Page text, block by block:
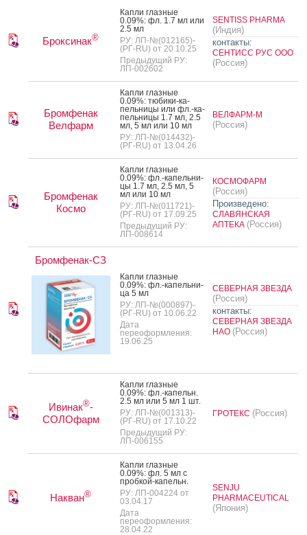
Броксинак®
Кап­ли глаз­ные
0.09%: фл. 1.7 мл или
2.5 мл
РУ: ЛП-№(012165)-
(РГ-RU) от 20.10.25
Предыдущий РУ:
ЛП-002602
SENTISS PHARMA
(Индия)
контакты:
СЕНТИСС РУС ООО
(Россия)
Бромфенак
Велфарм
Кап­ли глаз­ные
0.09%: тю­бики-ка­
пель­ни­цы или фл.-ка­
пель­ни­цы 1.7 мл, 2.5
мл, 5 мл или 10 мл
РУ: ЛП-№(014432)-
(РГ-RU) от 13.04.26
ВЕЛФАРМ-М
(Россия)
Бромфенак
Космо
Кап­ли глаз­ные
0.09%: фл.-ка­пель­ни­
цы 1.7 мл, 2.5 мл, 5
мл или 10 мл
РУ: ЛП-№(011721)-
(РГ-RU) от 17.09.25
Предыдущий РУ:
ЛП-008614
КОСМОФАРМ
(Россия)
Произведено:
СЛАВЯНСКАЯ
АПТЕКА (Россия)
Бромфенак-СЗ
Кап­ли глаз­ные
0.09%: фл.-ка­пель­ни­
ца 5 мл
РУ: ЛП-№(000897)-
(РГ-RU) от 10.06.22
Дата
переоформления:
19.06.25
СЕВЕРНАЯ ЗВЕЗДА
(Россия)
контакты:
СЕВЕРНАЯ ЗВЕЗДА
НАО (Россия)
Ивинак®-
СОЛОфарм
Кап­ли глаз­ные
0.09%: фл.-ка­пельн.
2.5 мл или 5 мл 1 шт.
РУ: ЛП-№(001313)-
(РГ-RU) от 17.10.22
Предыдущий РУ:
ЛП-006155
ГРОТЕКС (Россия)
Накван®
Кап­ли глаз­ные
0.09%: фл. 5 мл с
проб­кой-ка­пельн.
РУ: ЛП-004224 от
03.04.17
Дата
переоформления:
28.04.22
SENJU
PHARMACEUTICAL
(Япония)